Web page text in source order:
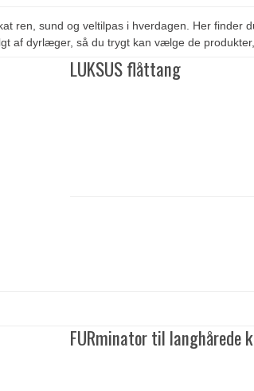
ren, sund og veltilpas i hverdagen. Her
af dyrlæger, så du trygt kan vælge de
LUKSUS flåttang
FURminator til langhårede